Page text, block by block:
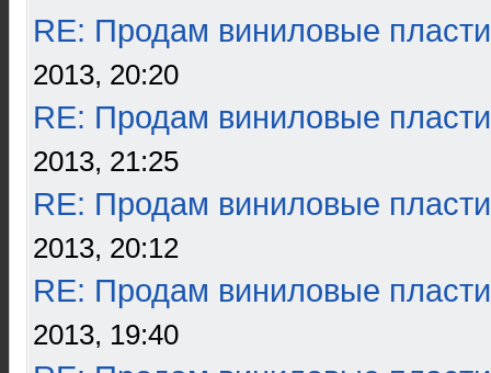
RE: Продам виниловые
2013, 20:20
RE: Продам виниловые
2013, 21:25
RE: Продам виниловые
2013, 20:12
RE: Продам виниловые
2013, 19:40